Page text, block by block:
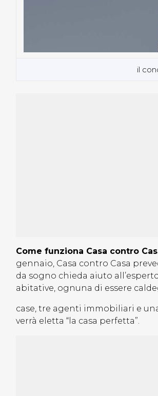
il
Come funziona Casa contro
gennaio, Casa contro Casa
da sogno chieda aiuto
abitative, ognuna di essere
case, tre agenti immobiliari e
verrà eletta “la casa perfetta”.